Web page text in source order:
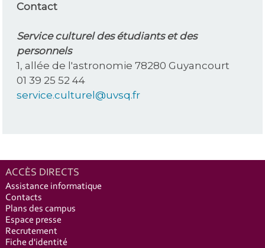
Contact
Service culturel des étudiants et des
personnels
1, allée de l'astronomie 78280 Guyancourt
01 39 25 52 44
service.culturel@uvsq.fr
ACCÈS DIRECTS
Assistance informatique
Contacts
Plans des campus
Espace presse
Recrutement
Fiche d'identité